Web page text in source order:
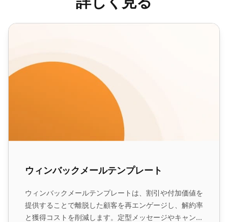
ウィンバックメールテンプレート
ウィンバックメールテンプレート
ウィンバックメールテンプレートは、割引や付加価値を
提供することで離脱した顧客を再エンゲージし、解約率
と獲得コストを削減します。定型メッセージやキャンペ